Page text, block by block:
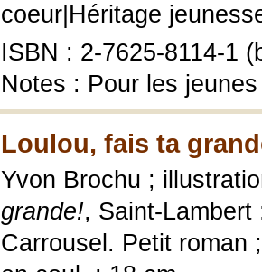
coeur|Héritage
ISBN : 2-7625-8114-1
Notes : Pour les jeunes
Loulou, fais ta
Yvon Brochu ;
grande!, Saint-
Carrousel. Petit roman